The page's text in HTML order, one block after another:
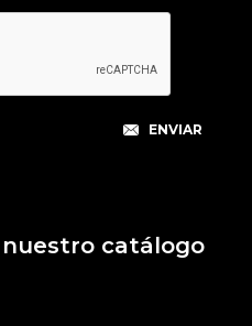
catálogo